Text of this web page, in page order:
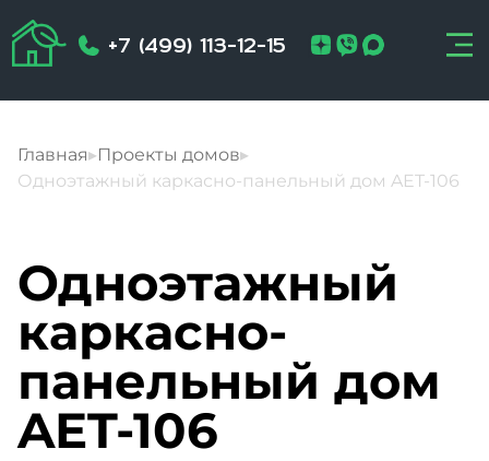
+7 (499) 113-12-15
Главная▸Проекты домов▸
Одноэтажный каркасно-панельный дом AET-106
Одноэтажный
каркасно-
панельный дом
AET-106